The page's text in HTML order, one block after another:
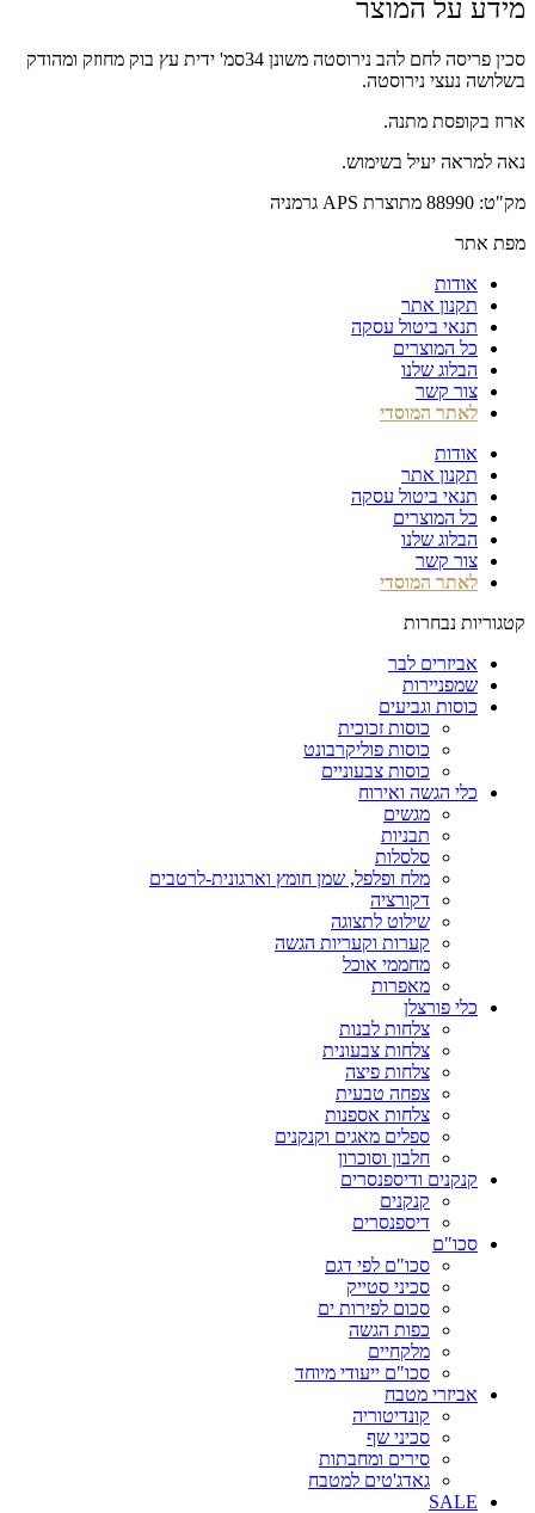
מידע על המוצר
סכין פריסה לחם להב נירוסטה משונן 34סמ' ידית עץ בוק מחוזק ומהודק
בשלושה נעצי נירוסטה.
ארוז בקופסת מתנה.
נאה למראה יעיל בשימוש.
מק"ט: 88990 מתוצרת APS גרמניה
מפת אתר
אודות
תקנון אתר
תנאי ביטול עסקה
כל המוצרים
הבלוג שלנו
צור קשר
לאתר המוסדי
אודות
תקנון אתר
תנאי ביטול עסקה
כל המוצרים
הבלוג שלנו
צור קשר
לאתר המוסדי
קטגוריות נבחרות
אביזרים לבר
שמפניירות
כוסות וגביעים
כוסות זכוכית
כוסות פוליקרבונט
כוסות צבעוניים
כלי הגשה ואירוח
מגשים
תבניות
סלסלות
מלח ופלפל, שמן חומץ וארגונית-לרטבים
דקורציה
שילוט לתצוגה
קערות וקעריות הגשה
מחממי אוכל
מאפרות
כלי פורצלן
צלחות לבנות
צלחות צבעונית
צלחות פיצה
צפחה טבעית
צלחות אספנות
ספלים מאגים וקנקנים
חלבון וסוכרון
קנקנים ודיספנסרים
קנקנים
דיספנסרים
סכו"ם
סכו"ם לפי דגם
סכיני סטייק
סכום לפירות ים
כפות הגשה
מלקחיים
סכו"ם ייעודי מיוחד
אביזרי מטבח
קונדיטוריה
סכיני שף
סירים ומחבתות
גאדג'טים למטבח
SALE